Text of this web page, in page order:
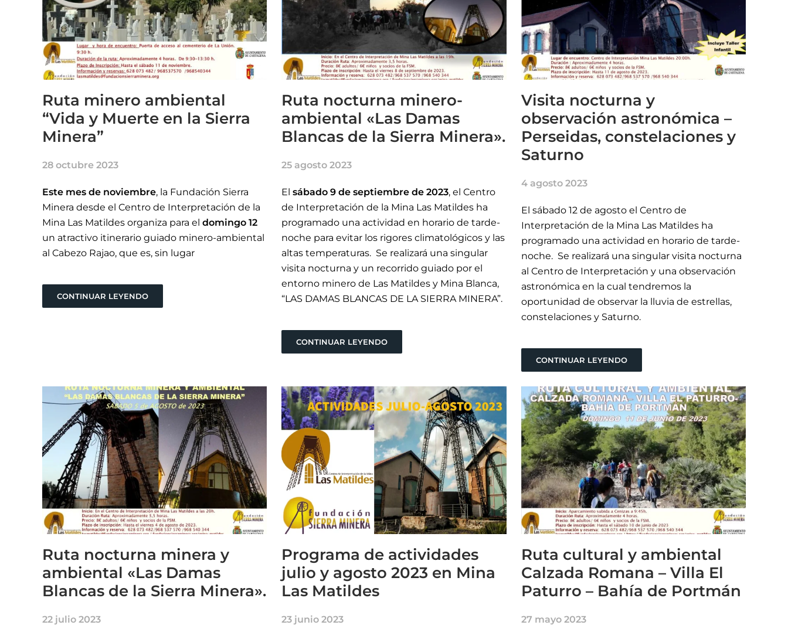
Ruta minero ambiental
“Vida y Muerte en la Sierra
Minera”
28 octubre 2023
Este mes de noviembre, la Fundación Sierra
Minera desde el Centro de Interpretación de la
Mina Las Matildes organiza para el domingo 12
un atractivo itinerario guiado minero-ambiental
al Cabezo Rajao, que es, sin lugar
CONTINUAR LEYENDO
Ruta nocturna minero-
ambiental «Las Damas
Blancas de la Sierra Minera».
25 agosto 2023
Elsábado 9 de septiembre de 2023, el Centro
de Interpretación de la Mina Las Matildes ha
programado una actividad en horario de tarde-
noche para evitar los rigores climatológicos y las
altas temperaturas. Se realizará una singular
visita nocturna y un recorrido guiado por el
entorno minero de Las Matildes y Mina Blanca,
“LAS DAMAS BLANCAS DE LA SIERRA MINERA”.
CONTINUAR LEYENDO
Visita nocturna y
observación astronómica –
Perseidas, constelaciones y
Saturno
4 agosto 2023
El sábado 12 de agosto el Centro de
Interpretación de la Mina Las Matildes ha
programado una actividad en horario de tarde-
noche. Se realizará una singular visita nocturna
al Centro de Interpretación y una observación
astronómica en la cual tendremos la
oportunidad de observar la lluvia de estrellas,
constelaciones y Saturno.
CONTINUAR LEYENDO
Ruta nocturna minera y
ambiental «Las Damas
Blancas de la Sierra Minera».
22 julio 2023
Programa de actividades
julio y agosto 2023 en Mina
Las Matildes
23 junio 2023
Ruta cultural y ambiental
Calzada Romana – Villa El
Paturro – Bahía de Portmán
27 mayo 2023